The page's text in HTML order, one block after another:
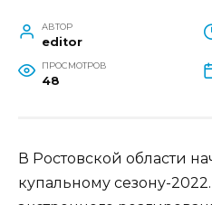
АВТОР
editor
ПРОСМОТРОВ
48
В Ростовской области
купальному сезону-